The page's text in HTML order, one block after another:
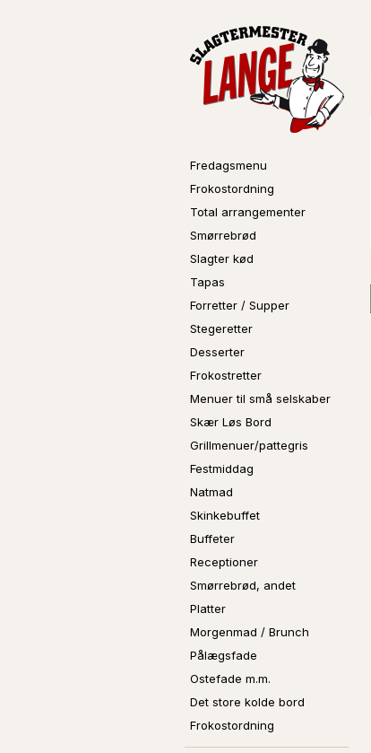
Fredagsmenu
Frokostordning
Total arrangementer
Smørrebrød
Slagter kød
Tapas
Forretter / Supper
Stegeretter
Desserter
Frokostretter
Menuer til små selskaber
Skær Løs Bord
Grillmenuer/pattegris
Festmiddag
Natmad
Skinkebuffet
Buffeter
Receptioner
Smørrebrød, andet
Platter
Morgenmad / Brunch
Pålægsfade
Ostefade m.m.
Det store kolde bord
Frokostordning